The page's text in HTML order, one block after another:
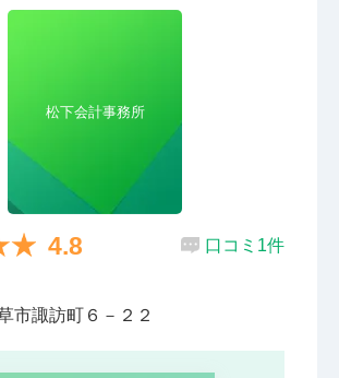
松下会計事務所
4.8 口コミ1件
市諏訪町６－２２